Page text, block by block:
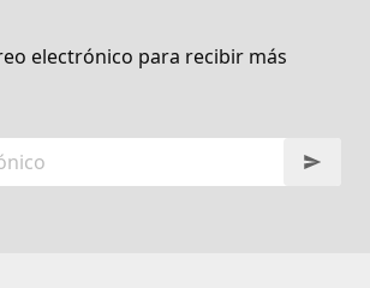
electrónico para recibir más